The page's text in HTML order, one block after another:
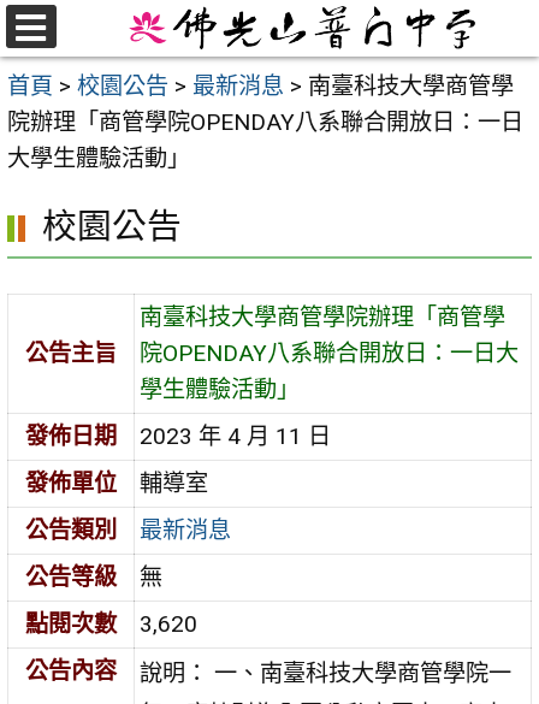
跳
至
主
要
內
首頁 > 校園公告 > 最新消息 > 南臺科技大學商管學
院辦理「商管學院OPENDAY八系聯合開放日：一日
大學生體驗活動」
校園公告
公告主旨
南臺科技大學商管學院辦理「商管學
院OPENDAY八系聯合開放日：一日大
學生體驗活動」
發佈日期
2023 年 4 月 11 日
發佈單位
輔導室
公告類別
最新消息
公告等級
無
點閱次數
3,620
公告內容
說明： 一、南臺科技大學商管學院一
選
單